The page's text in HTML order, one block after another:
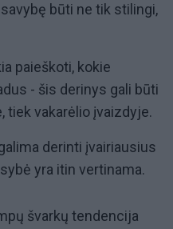
būti ne tik stilingi,
paieškoti, kokie
- šis derinys gali būti
tiek vakarėlio įvaizdyje.
derinti įvairiausius
yra itin vertinama.
švarkų tendencija